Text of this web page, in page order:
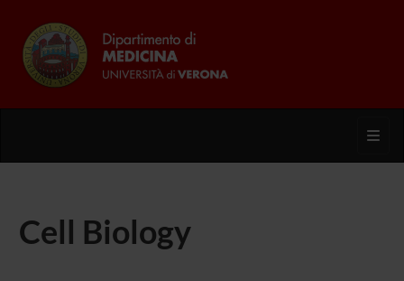
Cell Biology